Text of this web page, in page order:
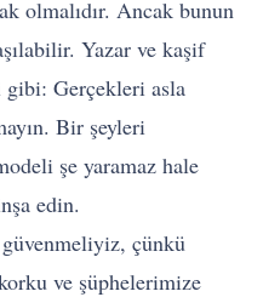
olmalıdır. Ancak bunun
Yazar ve kaşif
gibi: Gerçekleri asla
Bir şeyleri
şe yaramaz hale
edin.
çünkü
ve şüphelerimize